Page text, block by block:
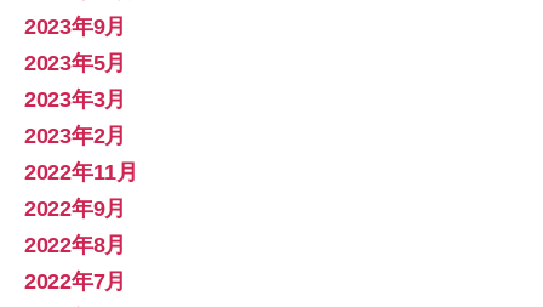
2023年9月
2023年5月
2023年3月
2023年2月
2022年11月
2022年9月
2022年8月
2022年7月